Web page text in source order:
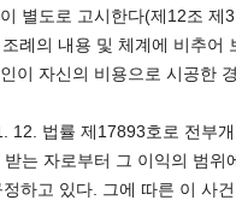
별도로 고시한다(제12조 제3
례의 내용 및 체계에 비추
이 자신의 비용으로 시공한
12. 법률 제17893호로 전부
는 자로부터 그 이익의 범
하고 있다. 그에 따른 이 사